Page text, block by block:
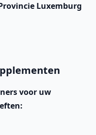
Luxemburg
voor uw